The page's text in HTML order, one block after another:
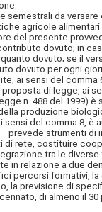
da versare
agricole
del presente
dovuto; in
dovuto; se il
dovuto per ogni
ai sensi del comma
di legge, ai
n. 488 del
produzione
del comma 8, è
strumenti di
rete, costituire
tra le
relazione a due
percorsi formativi,
la previsione di
di almeno il